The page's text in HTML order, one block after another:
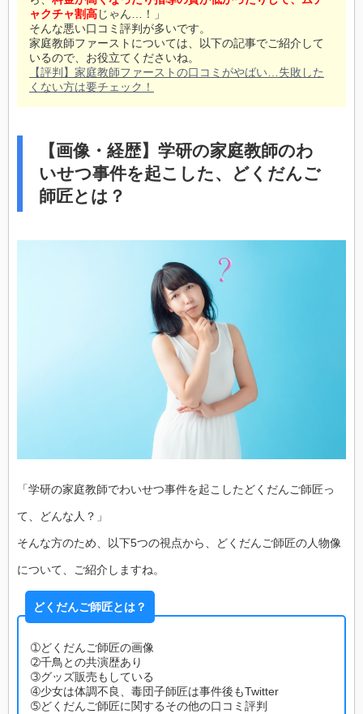
ャクチャ割高じゃん…！」
そんな悪い口コミ評判が多いです。
家庭教師ファーストについては、以下の記事でご紹介して
いるので、お役立てくださいね。
【評判】家庭教師ファーストの口コミがやばい…失敗した
くない方は要チェック！
【画像・経歴】学研の家庭教師のわ
いせつ事件を起こした、どくだんご
師匠とは？
「学研の家庭教師でわいせつ事件を起こしたどくだんご師匠っ
て、どんな人？」
そんな方のため、以下5つの視点から、どくだんご師匠の人物像
について、ご紹介しますね。
どくだんご師匠とは？
➀どくだんご師匠の画像
➁千鳥との共演歴あり
➂グッズ販売もしている
➃少女は体調不良、毒団子師匠は事件後もTwitter
➄どくだんご師匠に関するその他の口コミ評判